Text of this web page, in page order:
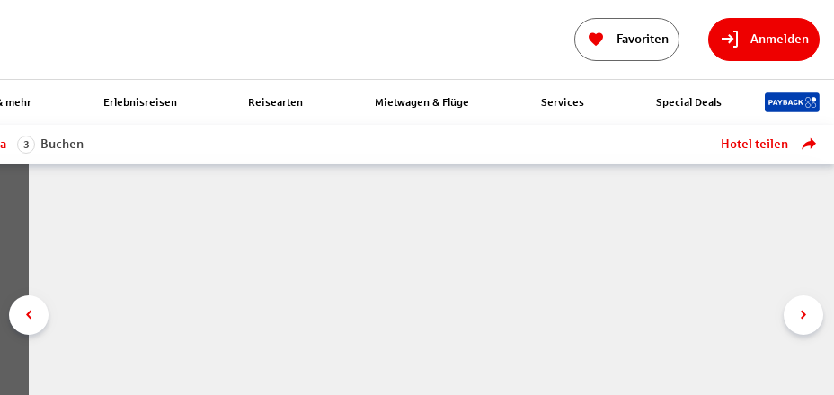
Favoriten Anmelden
mehr Erlebnisreisen Reisearten Mietwagen & Flüge Services Special Deals
3 Buchen Hotel teilen